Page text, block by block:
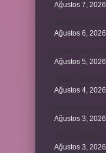
Ağustos 7, 2026
Ağustos 6, 2026
Ağustos 5, 2026
Ağustos 4, 2026
Ağustos 3, 2026
Ağustos 3, 2026